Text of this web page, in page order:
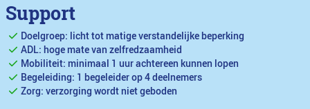
Support
Doelgroep: licht tot matige verstandelijke beperking
ADL: hoge mate van zelfredzaamheid
Mobiliteit: minimaal 1 uur achtereen kunnen lopen
Begeleiding: 1 begeleider op 4 deelnemers
Zorg: verzorging wordt niet geboden